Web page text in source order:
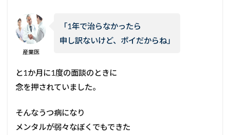
産業医
「1年で治らなかったら
申し訳ないけど、ポイだからね」
と1か月に1度の面談のときに
念を押されていました。
そんなうつ病になり
メンタルが弱々なぼくでもできた